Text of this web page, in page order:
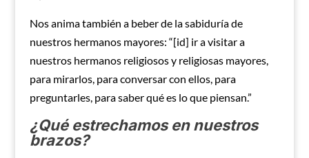
Nos anima también a beber de la sabiduría de
nuestros hermanos mayores: “[id] ir a visitar a
nuestros hermanos religiosos y religiosas mayores,
para mirarlos, para conversar con ellos, para
preguntarles, para saber qué es lo que piensan.”
¿Qué estrechamos en nuestros
brazos?